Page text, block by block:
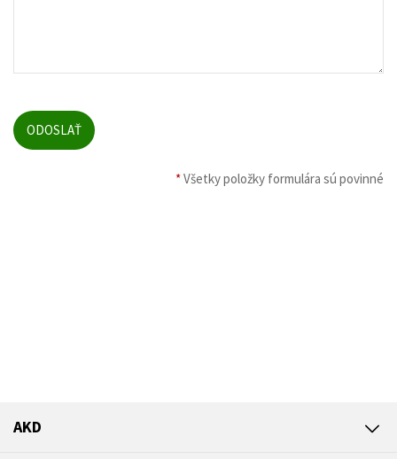
*Všetky položky formulára sú povinné
AKD